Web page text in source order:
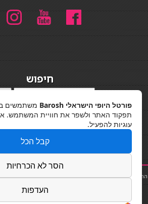
חיפוש
מדיניות פרטיות
החלקות שיער|תאורה לבית|פאות ותוספות שיער|נייל סטודיו
פורטל היופי הישראלי Barosh
משתמשים
תפקוד האתר ולשפר את חוויית המשתמש.
עוגיות להפעיל.
קבל הכל
הסר לא הכרחיות
העדפות